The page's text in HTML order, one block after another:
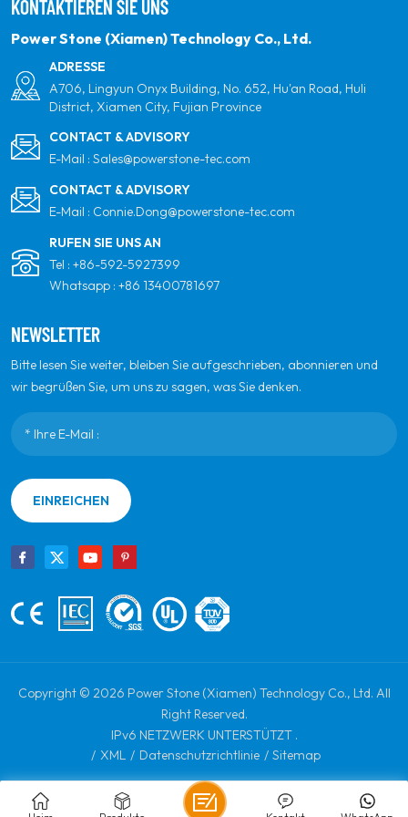
Anforderung – eine
Lösung, grenzenlose
Energieprodukten und Ihrem vertrauenswürdigsten
globalen Partner für Qualität, Professionalität und
KONTAKTIEREN SIE UNS
Power Stone (Xiamen) Technology Co., Ltd.
ADRESSE
A706, Lingyun Onyx Building, No. 652, Hu'an Road, Huli
District, Xiamen City, Fujian Province
CONTACT & ADVISORY
E-Mail : Sales@powerstone-tec.com
CONTACT & ADVISORY
E-Mail : Connie.Dong@powerstone-tec.com
RUFEN SIE UNS AN
Tel : +86-592-5927399
Whatsapp : +86 13400781697
NEWSLETTER
Bitte lesen Sie weiter, bleiben Sie aufgeschrieben, abonnieren und
wir begrüßen Sie, um uns zu sagen, was Sie denken.
EINREICHEN
Copyright © 2026 Power Stone (Xiamen) Technology Co., Ltd. All
Right Reserved.
IPv6 NETZWERK UNTERSTÜTZT .
/ XML / Datenschutzrichtlinie / Sitemap